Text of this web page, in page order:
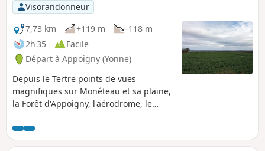
Visorandonneur
7,73 km
+119 m
-118 m
2h 35
Facile
Départ à Appoigny (Yonne)
Depuis le Tertre points de vues
magnifiques sur Monéteau et sa plaine,
la Forêt d'Appoigny, l'aérodrome, le
y a un Appoigny vallonné !